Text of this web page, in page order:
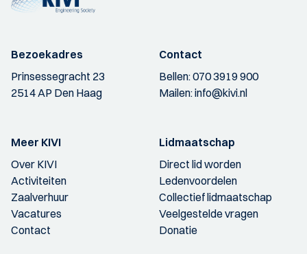
Bezoekadres
Prinsessegracht 23
2514 AP Den Haag
Contact
Bellen:070 3919 900
Mailen:info@kivi.nl
Meer KIVI
Over KIVI
Activiteiten
Zaalverhuur
Vacatures
Contact
Lidmaatschap
Direct lid worden
Ledenvoordelen
Collectief lidmaatschap
Veelgestelde vragen
Donatie